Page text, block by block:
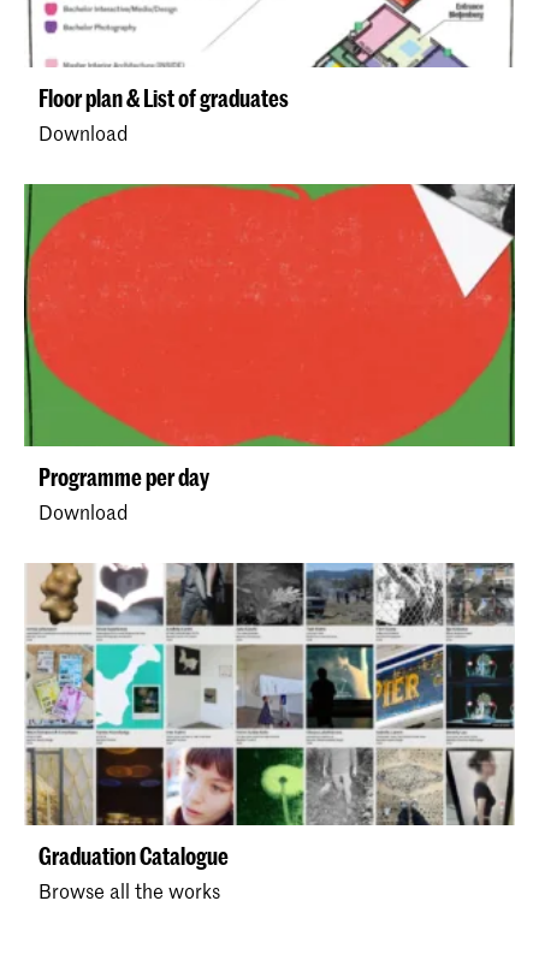
Floor plan & List of graduates
Download
Programme per day
Download
Graduation Catalogue
Browse all the works